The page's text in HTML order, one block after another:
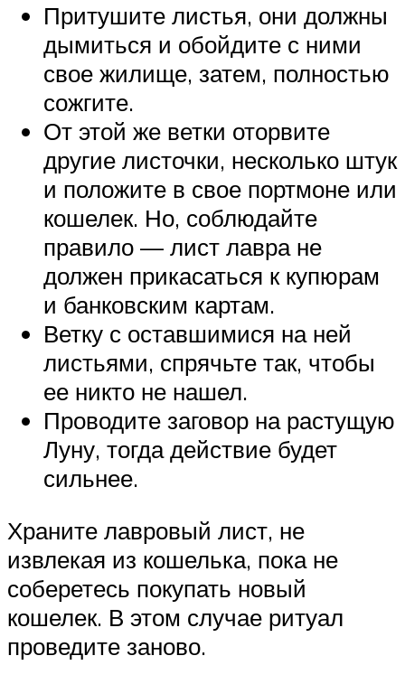
Притушите листья, они должны
дымиться и обойдите с ними
свое жилище, затем, полностью
сожгите.
От этой же ветки оторвите
другие листочки, несколько штук
и положите в свое портмоне или
кошелек. Но, соблюдайте
правило — лист лавра не
должен прикасаться к купюрам
и банковским картам.
Ветку с оставшимися на ней
листьями, спрячьте так, чтобы
ее никто не нашел.
Проводите заговор на растущую
Луну, тогда действие будет
сильнее.
Храните лавровый лист, не
извлекая из кошелька, пока не
соберетесь покупать новый
кошелек. В этом случае ритуал
проведите заново.